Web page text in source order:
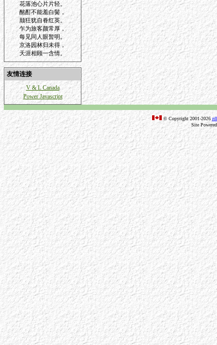
花落池心片片轻。
酩酊不能羞白鬓，
颠狂犹自眷红英。
乍为旅客颜常厚，
每见同人眼暂明。
京洛园林归未得，
天涯相顾一含情。
友情连接
V & L Canada
Power Javascript
© Copyright 2001-2026
Site